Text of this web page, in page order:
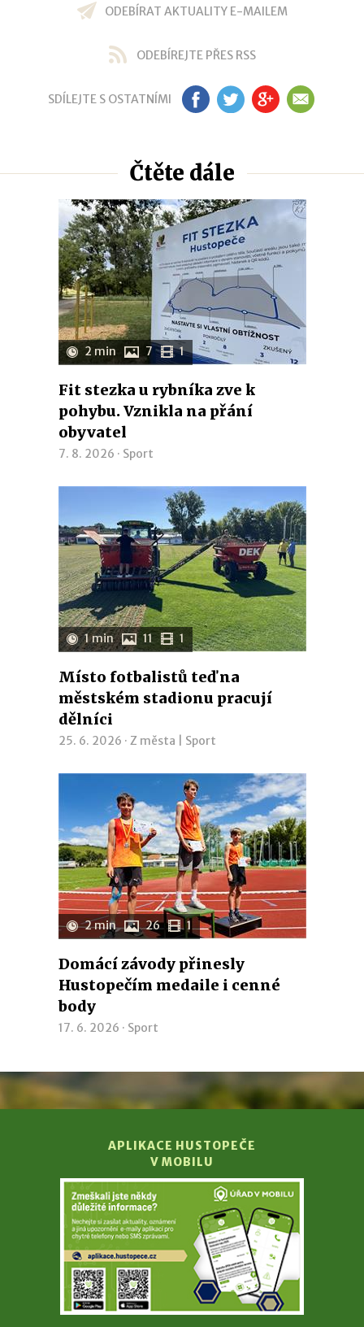
ODEBÍRAT AKTUALITY E-MAILEM
ODEBÍREJTE PŘES RSS
SDÍLEJTE S OSTATNÍMI FB TW GP EM
Čtěte dále
2 min 7 1
Fit stezka u rybníka zve k
pohybu. Vznikla na přání
obyvatel
7. 8. 2026 · Sport
1 min 11 1
Místo fotbalistů teď na
městském stadionu pracují
dělníci
25. 6. 2026 · Z města Sport
2 min 26 1
Domácí závody přinesly
Hustopečím medaile i cenné
body
17. 6. 2026 · Sport
APLIKACE HUSTOPEČE
V MOBILU